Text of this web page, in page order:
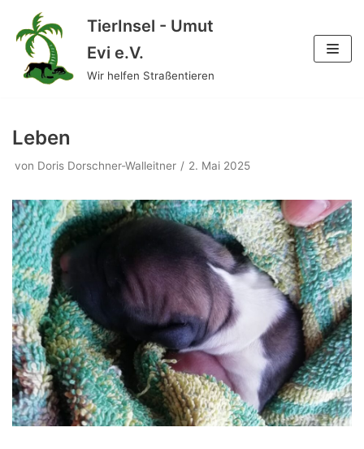
Zum
Inhalt
springen
TierInsel - Umut
Evi e.V.
Wir helfen Straßentieren
Leben
von Doris Dorschner-Walleitner 2. Mai 2025